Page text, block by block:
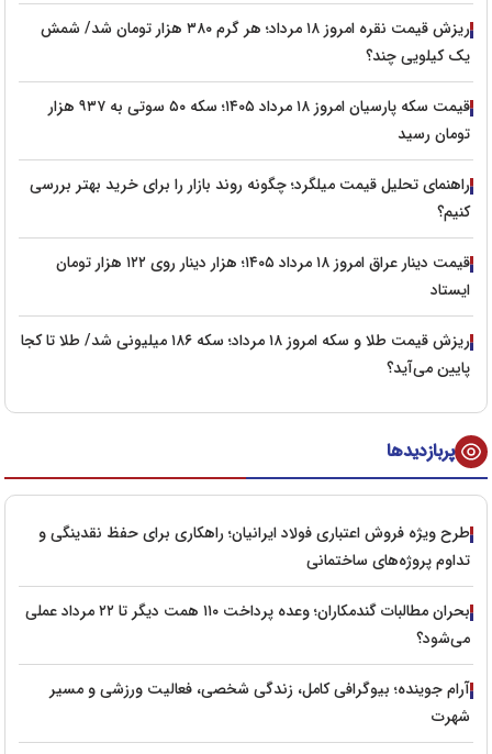
ریزش قیمت نقره امروز ۱۸ مرداد؛ هر گرم ۳۸۰ هزار تومان شد/ شمش
یک کیلویی چند؟
قیمت سکه پارسیان امروز ۱۸ مرداد ۱۴۰۵؛ سکه ۵۰ سوتی به ۹۳۷ هزار
تومان رسید
راهنمای تحلیل قیمت میلگرد؛ چگونه روند بازار را برای خرید بهتر بررسی
کنیم؟
قیمت دینار عراق امروز ۱۸ مرداد ۱۴۰۵؛ هزار دینار روی ۱۲۲ هزار تومان
ایستاد
ریزش قیمت طلا و سکه امروز ۱۸ مرداد؛ سکه ۱۸۶ میلیونی شد/ طلا تا کجا
پایین می‌آید؟
پربازدیدها
طرح ویژه فروش اعتباری فولاد ایرانیان؛ راهکاری برای حفظ نقدینگی و
تداوم پروژه‌های ساختمانی
بحران مطالبات گندمکاران؛ وعده پرداخت ۱۱۰ همت دیگر تا ۲۲ مرداد عملی
می‌شود؟
آرام جوینده؛ بیوگرافی کامل، زندگی شخصی، فعالیت ورزشی و مسیر
شهرت